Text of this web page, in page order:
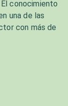
conocimiento
una de las
con más de